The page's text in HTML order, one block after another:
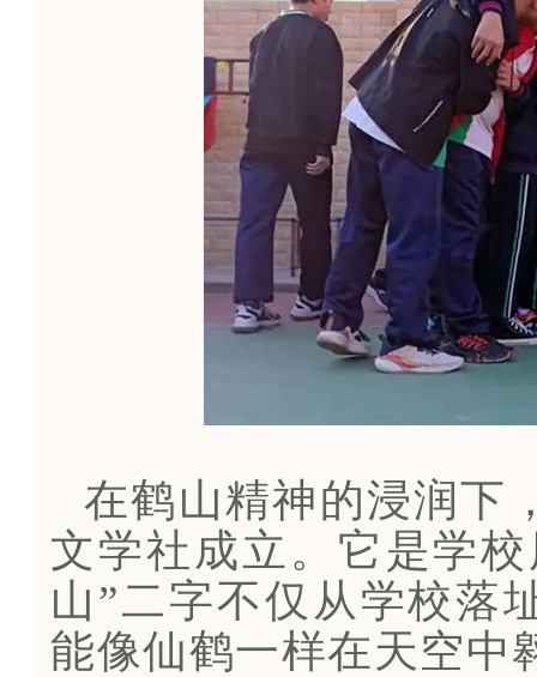
在鹤山精神的浸润下
文学社成立。它是学
山”二字不仅从学校落
能像仙鹤一样在天空中